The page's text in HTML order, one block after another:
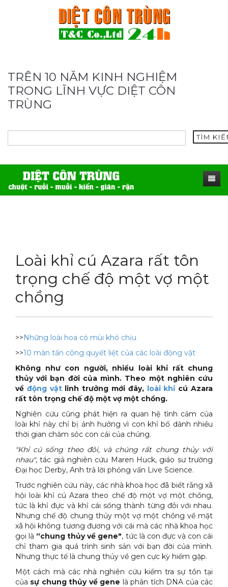
TRÊN 10 NĂM KINH NGHIỆM
TRONG LĨNH VỰC DIỆT CÔN
TRÙNG
TÌM
Thuốc diệt kiến Sài Gòn
Thuốc diệt gián Sài Gòn
Thuốc diệt muỗi Sài Gòn
Máy phun rửa cao cấp
Thiết bị vệ sinh sản phẩm
Thiết bị lau kính toà nhà
Máy chà rửa đánh bóng sàn
Máy diệt côn trùng
Máy hút bụi
Xe đẩy làm vệ sinh Sài Gòn
Dịch vụ tiêu diệt mối tận gốc
Dịch vụ phun thuốc phòng trừ muỗi
Dịch vụ kiểm soát chuột gây hại
Dịch vụ kiểm soát gián
Dịch vụ phun diệt ruồi gây hại
Dịch vụ tiêu diệt gián gây hại sức khỏe
Dịch vụ xử lý tiêu diệt kiến tận gốc
THỦ THUẬT
Tin tức động vật
Tin tức tổng hợp
Sitemap
Video
Tài liệu xử lý côn trùng
LIÊN HỆ
Hotline 0986 018 930 (Anh Sơn)
Loài khỉ cú Azara rất tôn
trọng chế độ một vợ một
chồng
>>Những loài hoa có mùi khó chịu
>>10 màn tấn công quyết liệt của các loài động vật
Không như con người, nhiều loài khỉ rất chung
thủy với bạn đời của mình. Theo một nghiên cứu
về động vậtlinh trưởng mới đây, loài khỉ cú Azara
rất tôn trọng chế độ một vợ một chồng.
Nghiên cứu cũng phát hiện ra quan hệ tình cảm của
loài khỉ này chỉ bị ảnh hưởng vì con khỉ bố dành nhiều
thời gian chăm sóc con cái của chúng.
"Khỉ cú sống theo đôi, và chúng rất chung thủy với
nhau", tác giả nghiên cứu Maren Huck, giáo sư trường
Đại học Derby, Anh trả lời phỏng vấn Live Science.
Trước nghiên cứu này, các nhà khoa học đã biết rằng xã
hội loài khỉ cú Azara theo chế độ một vợ một chồng,
tức là khỉ đực và khỉ cái sống thành từng đôi với nhau.
Nhưng chế độ chung thủy một vợ một chồng về mặt
xã hội không tương đương với cái mà các nhà khoa học
gọi là “chung thủy về gene", tức là con đực và con cái
chỉ tham gia quá trình sinh sản với bạn đời của mình.
Nhưng thực tế là chung thủy về gen cực kỳ hiếm gặp.
Một cách mà các nhà nghiên cứu kiểm tra sự tồn tại
của sự chung thủy về gene là phân tích DNA của các